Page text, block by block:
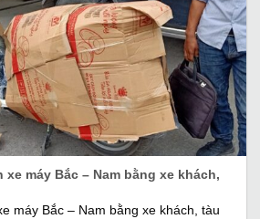
xe máy Bắc – Nam bằng xe khách,
máy Bắc – Nam bằng xe khách, tàu